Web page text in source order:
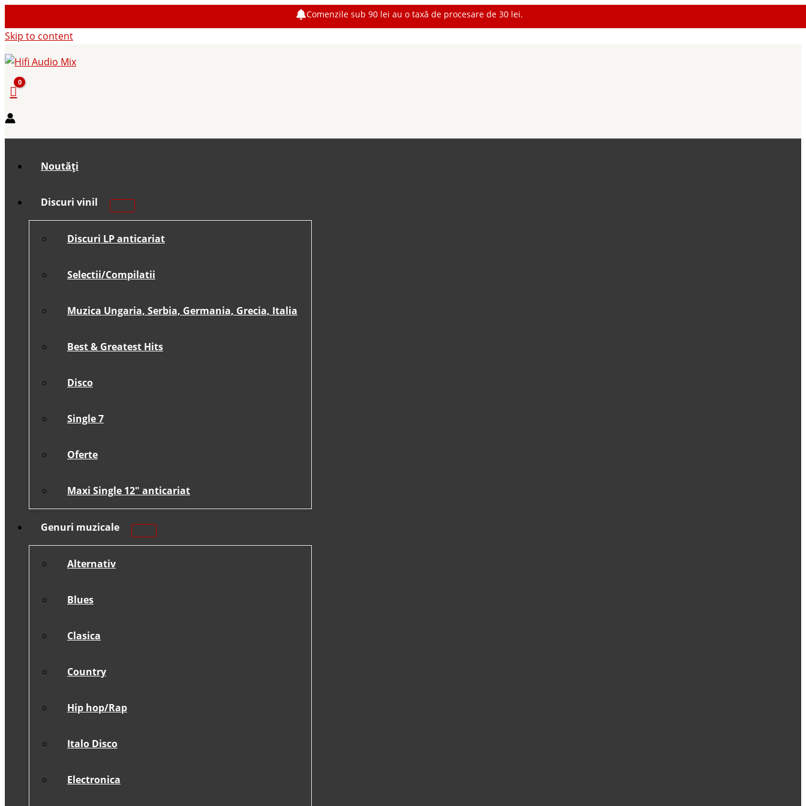
Comenzile sub 90 lei au o taxă de procesare de 30 lei.
Skip to content
Noutăți
Discuri vinil
Discuri LP anticariat
Selectii/Compilatii
Muzica Ungaria, Serbia, Germania, Grecia, Italia
Best & Greatest Hits
Disco
Single 7
Oferte
Maxi Single 12″ anticariat
Genuri muzicale
Alternativ
Blues
Clasica
Country
Hip hop/Rap
Italo Disco
Electronica